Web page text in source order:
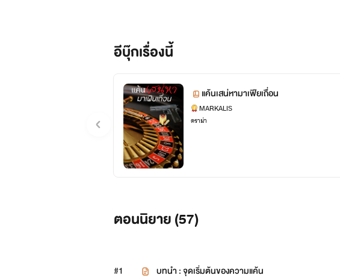
มือขวาคนสนิทของการินจงรักภักดี
อีบุ๊กเรื่องนี้
แค้นเสน่หามาเฟียเถื่อน
MARKALIS
ดราม่า
ตอนนิยาย (57)
#1 บทนำ : จุดเริ่มต้นของความแค้น